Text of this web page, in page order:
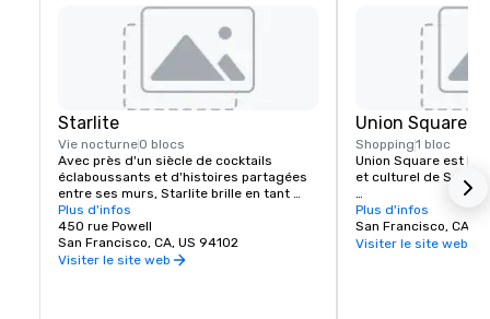
Starlite
Vie nocturne0 blocs
Avec près d'un siècle de cocktails
éclaboussants et d'histoires partagées
entre ses murs, Starlite brille en tant
qu'établissement historique et vénéré
de San Francisco. Situé au dernier étage
de Beacon Grand.
Plus d'infos
450 rue Powell
San Francisco, CA, US 94102
Visiter le site web
Union Square
Shopping1 bloc
Union Square est le
et culturel de San
Il possède la plus
magasins de luxe,
et de boutiques de
Plus d'infos
San Francisco, CA,
Visiter le site web